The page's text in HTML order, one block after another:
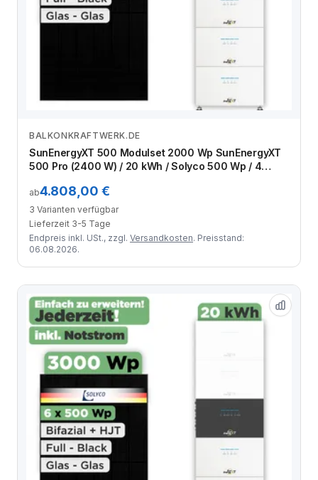
Zum Angebot
BALKONKRAFTWERK.DE
SunEnergyXT 500 Modulset 2000 Wp SunEnergyXT
500 Pro (2400 W) / 20 kWh / Solyco 500 Wp / 4
ab4.808,00 €
3 Varianten verfügbar
Lieferzeit 3-5 Tage
Endpreis inkl. USt., zzgl. Versandkosten. Preisstand:
06.08.2026.